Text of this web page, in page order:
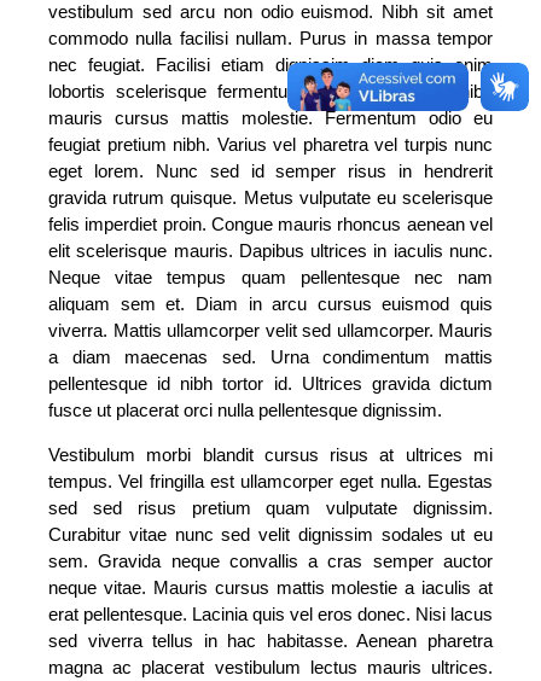
vestibulum sed arcu non odio euismod. Nibh sit amet
commodo nulla facilisi nullam. Purus in massa tempor
nec feugiat. Facilisi etiam dignissim diam quis enim
lobortis scelerisque fermentum dui. Est ante in nibh
mauris cursus mattis molestie. Fermentum odio eu
feugiat pretium nibh. Varius vel pharetra vel turpis nunc
eget lorem. Nunc sed id semper risus in hendrerit
gravida rutrum quisque. Metus vulputate eu scelerisque
felis imperdiet proin. Congue mauris rhoncus aenean vel
elit scelerisque mauris. Dapibus ultrices in iaculis nunc.
Neque vitae tempus quam pellentesque nec nam
aliquam sem et. Diam in arcu cursus euismod quis
viverra. Mattis ullamcorper velit sed ullamcorper. Mauris
a diam maecenas sed. Urna condimentum mattis
pellentesque id nibh tortor id. Ultrices gravida dictum
fusce ut placerat orci nulla pellentesque dignissim.
Vestibulum morbi blandit cursus risus at ultrices mi
tempus. Vel fringilla est ullamcorper eget nulla. Egestas
sed sed risus pretium quam vulputate dignissim.
Curabitur vitae nunc sed velit dignissim sodales ut eu
sem. Gravida neque convallis a cras semper auctor
neque vitae. Mauris cursus mattis molestie a iaculis at
erat pellentesque. Lacinia quis vel eros donec. Nisi lacus
sed viverra tellus in hac habitasse. Aenean pharetra
magna ac placerat vestibulum lectus mauris ultrices.